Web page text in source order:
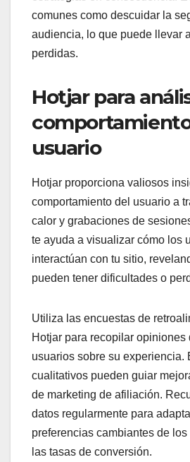
comunes como descuidar la
audiencia, lo que puede llevar
perdidas.
Hotjar para
usuario
Hotjar proporciona valiosos
comportamiento del usuario a
calor y grabaciones de
te ayuda a visualizar cómo los
interactúan con tu sitio,
pueden tener dificultades o
Utiliza las encuestas de
Hotjar para recopilar opiniones
usuarios sobre su experiencia.
cualitativos pueden guiar
de marketing de afiliación.
datos regularmente para
preferencias cambiantes de
las tasas de conversión.